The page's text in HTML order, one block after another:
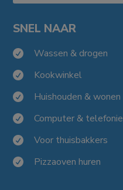
SNEL NAAR
 Wassen & drogen
 Kookwinkel
 Huishouden & wonen
 Computer & telefonie
 Voor thuisbakkers
 Pizzaoven huren